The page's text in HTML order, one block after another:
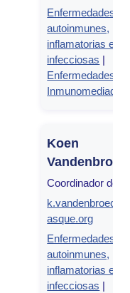
Enfermedades
autoinmunes,
inflamatorias e
infecciosas |
Enfermedades
Inmunomediadas
Koen
Coordinador de
asque.org
Enfermedades
autoinmunes,
inflamatorias e
infecciosas |